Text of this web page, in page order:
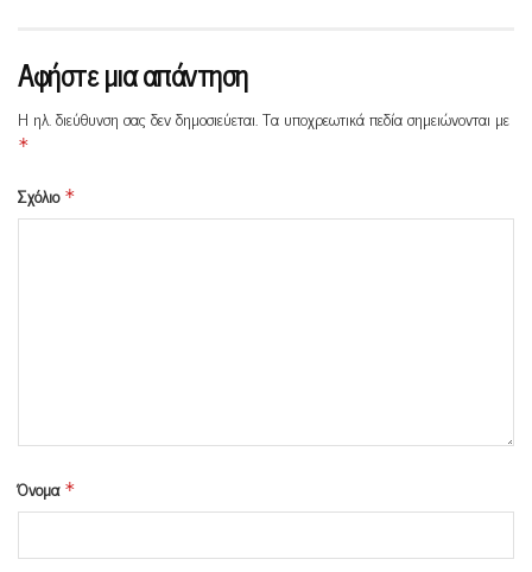
Αφήστε μια απάντηση
Η ηλ. διεύθυνση σας δεν δημοσιεύεται.Τα υποχρεωτικά πεδία σημειώνονται με
*
Σχόλιο *
Όνομα *